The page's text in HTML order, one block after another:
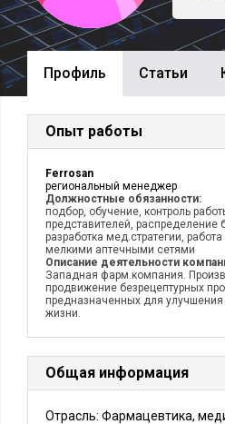
Профиль Cтатьи
Опыт работы
Ferrosan
региональный менеджер
Должностные обязанности:
подбор, обучение, контроль
представителей, распределение
разработка мед.стратегии,
мелкими аптечными сетями
Описание деятельности
Западная фарм.компания.
продвижение безрецептурных
предназначенных для улучшения
жизни.
Общая информация
Отрасль: Фармацевтика,